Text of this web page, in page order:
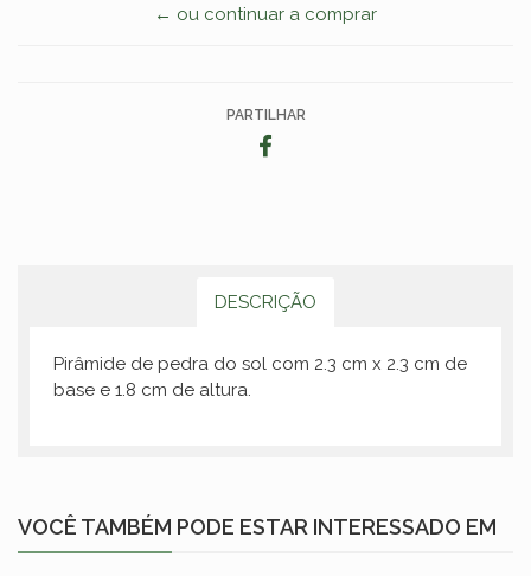
← ou continuar a comprar
PARTILHAR
DESCRIÇÃO
Pirâmide de pedra do sol com 2.3 cm x 2.3 cm de
base e 1.8 cm de altura.
VOCÊ TAMBÉM PODE ESTAR INTERESSADO EM